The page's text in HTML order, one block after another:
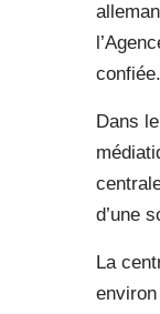
confiée.
Dans
d’une
La